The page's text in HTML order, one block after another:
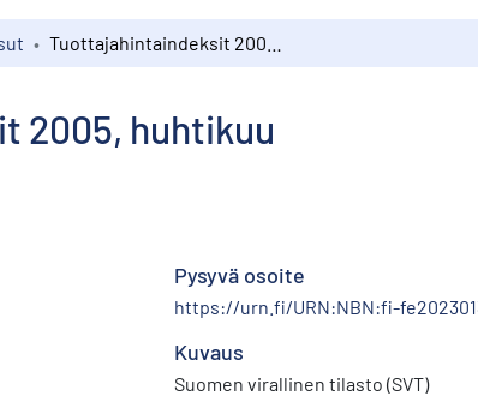
2005, huhtikuu
Pysyvä osoite
https://urn.fi/URN:NBN:fi-
Kuvaus
Suomen virallinen tilasto (SVT)